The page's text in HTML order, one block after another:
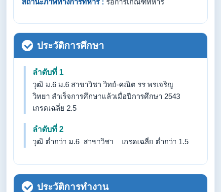
สถานะภาพทางการทหาร : รอการเกณฑ์ทหาร
ประวัติการศึกษา
ลำดับที่ 1
วุฒิ ม.6 ม.6 สาขาวิชา วิทย์-คณิต รร พรเจริญ
วิทยา สำเร็จการศึกษาแล้วเมื่อปีการศึกษา 2543
เกรดเฉลี่ย 2.5
ลำดับที่ 2
วุฒิ ต่ำกว่า ม.6 สาขาวิชา เกรดเฉลี่ย ต่ำกว่า 1.5
ประวัติการทำงาน